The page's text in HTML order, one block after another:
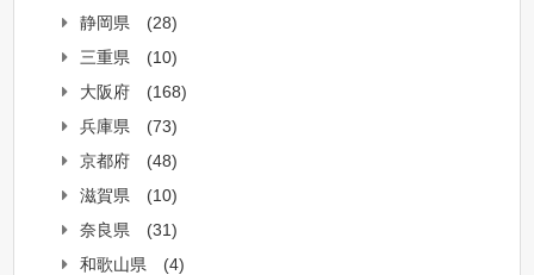
静岡県
(28)
三重県
(10)
大阪府
(168)
兵庫県
(73)
京都府
(48)
滋賀県
(10)
奈良県
(31)
和歌山県
(4)